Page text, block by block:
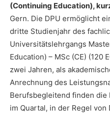
(Continuing Education),
Gern. Die DPU ermöglicht
dritte Studienjahr des
Universitätslehrgangs
Education) – MSc (CE) (120
zwei Jahren, als
Anrechnung des
Berufsbegleitend finden die
im Quartal, in der Regel